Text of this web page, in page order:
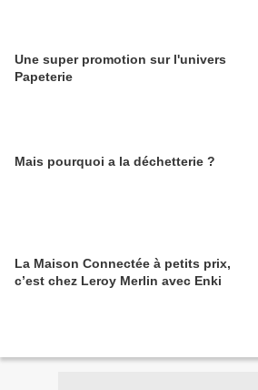
Une super promotion sur l'univers
Papeterie
Mais pourquoi a la déchetterie ?
La Maison Connectée à petits prix,
c’est chez Leroy Merlin avec Enki